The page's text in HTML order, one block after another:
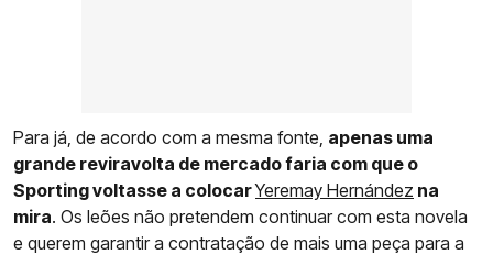
Para já, de acordo com a mesma fonte, apenas uma
grande reviravolta de mercado faria com que o
Sporting voltasse a colocarYeremay Hernández na
mira. Os leões não pretendem continuar com esta novela
e querem garantir a contratação de mais uma peça para a